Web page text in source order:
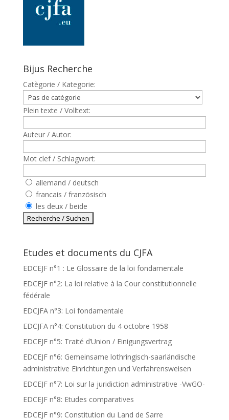
Bijus Recherche
Catègorie / Kategorie:
Plein texte / Volltext:
Auteur / Autor:
Mot clef / Schlagwort:
allemand / deutsch
francais / französisch
les deux / beide
Etudes et documents du CJFA
EDCEJF n°1 : Le Glossaire de la loi fondamentale
EDCEJF n°2: La loi relative à la Cour constitutionnelle
fédérale
EDCJFA n°3: Loi fondamentale
EDCJFA n°4: Constitution du 4 octobre 1958
EDCEJF n°5: Traité d’Union / Einigungsvertrag
EDCEJF n°6: Gemeinsame lothringisch-saarländische
administrative Einrichtungen und Verfahrensweisen
EDCEJF n°7: Loi sur la juridiction administrative -VwGO-
EDCEJF n°8: Etudes comparatives
EDCEJF n°9: Constitution du Land de Sarre